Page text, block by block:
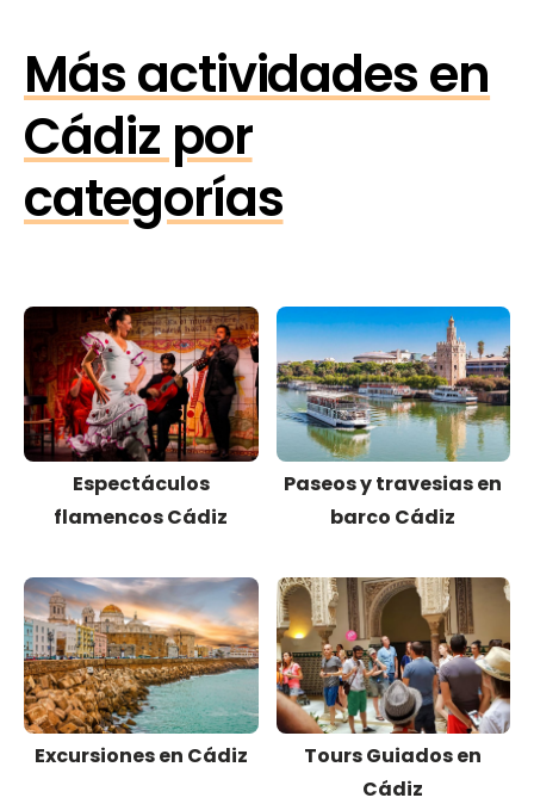
Más actividades en
Cádiz por
categorías
Espectáculos
flamencos Cádiz
Paseos y travesias en
barco Cádiz
Excursiones en Cádiz
Tours Guiados en
Cádiz